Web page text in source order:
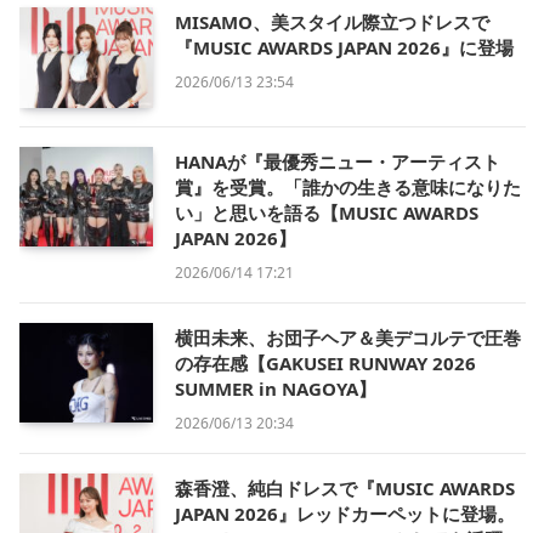
MISAMO、美スタイル際立つドレスで
『MUSIC AWARDS JAPAN 2026』に登場
2026/06/13 23:54
HANAが『最優秀ニュー・アーティスト
賞』を受賞。「誰かの生きる意味になりた
い」と思いを語る【MUSIC AWARDS
JAPAN 2026】
2026/06/14 17:21
横田未来、お団子ヘア＆美デコルテで圧巻
の存在感【GAKUSEI RUNWAY 2026
SUMMER in NAGOYA】
2026/06/13 20:34
森香澄、純白ドレスで『MUSIC AWARDS
JAPAN 2026』レッドカーペットに登場。